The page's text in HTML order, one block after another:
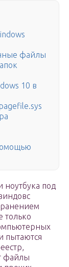
файлы
10 в
ноутбука под
только
пытаются
файлы